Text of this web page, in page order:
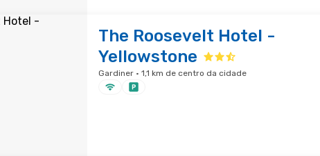
The Roosevelt Hotel -
Yellowstone
Gardiner · 1,1 km de centro da cidade